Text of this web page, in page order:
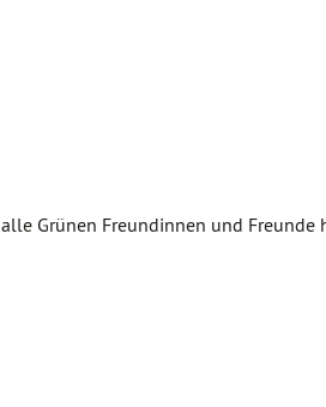
Grünen Freundinnen und Freunde